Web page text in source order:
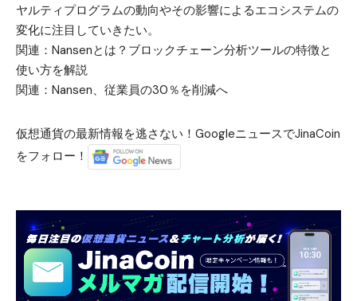
ヤルティプログラムの動向やその影響によるエコシステムの
変化に注目していきたい。
関連： Nansenとは？ブロックチェーン分析ツールの特徴と
使い方を解説
関連： Nansen、従業員の30％を削減へ
仮想通貨の最新情報を逃さない！GoogleニュースでJinaCoin
をフォロー！